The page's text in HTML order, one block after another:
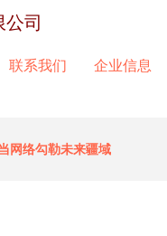
司
联系我们 企业信息
网络勾勒未来疆域